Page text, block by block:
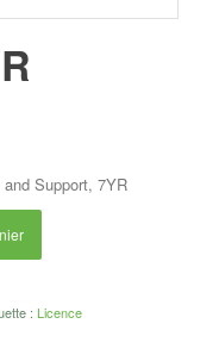
Support, 7YR
: Licence